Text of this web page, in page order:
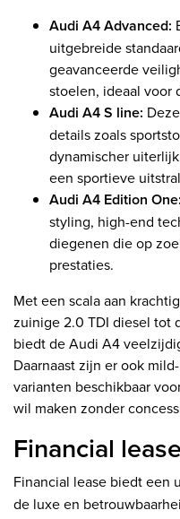
Audi A4 Advanced:
uitgebreide
geavanceerde
stoelen, ideaal voor
Audi A4 S line:
details zoals
dynamischer
een sportieve
Audi A4 Edition One:
styling, high-end
diegenen die op
prestaties.
Met een scala aan
zuinige 2.0 TDI diesel tot
biedt de Audi A4
Daarnaast zijn er ook
varianten beschikbaar
wil maken zonder
Financial
Financial lease biedt een
de luxe en